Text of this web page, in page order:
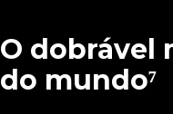
O dobrável
do mundo⁷